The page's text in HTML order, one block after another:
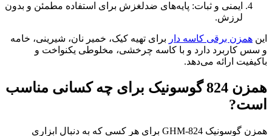
ایمنی و ثبات: پایه‌های ضدلغزش برای استفاده مطمئن و بدون
لرزش.
این همزن برقی کاسه دار برای تهیه کیک، خمیر نان، شیرینی، خامه
و سس کاربرد دارد و با کاسه چرخشی، مخلوطی یکنواخت و
باکیفیت ارائه می‌دهد.
همزن 824 گوسونیک برای چه کسانی مناسب
است?
همزن گوسونیک GHM-824 برای هر کسی که به دنبال ابزاری